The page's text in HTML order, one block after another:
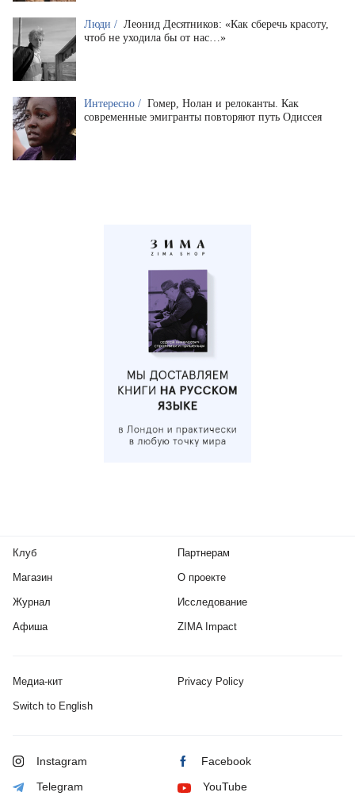
Люди / Леонид Десятников: «Как сберечь красоту,
чтоб не уходила бы от нас…»
Интересно / Гомер, Нолан и релоканты. Как
современные эмигранты повторяют путь Одиссея
Клуб
Магазин
Журнал
Афиша
Партнерам
О проекте
Исследование
ZIMA Impact
Медиа-кит Privacy Policy
Switch to English
Instagram Facebook
Telegram YouTube